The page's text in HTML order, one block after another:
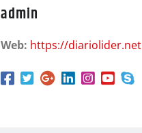
admin
Web: https://diariolider.net